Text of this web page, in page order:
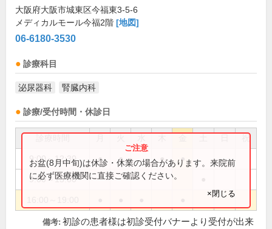
大阪府大阪市城東区今福東3-5-6
メディカルモール今福2階 [地図]
06-6180-3530
診療科目
泌尿器科 腎臓内科
診療/受付時間・休診日
祝
9:00～12:30 ● ● ● ●
9:00～13:00
お盆(8月中旬)は休診・休業の場合があります。来院前
に必ず医療機関に直接ご確認ください。
×閉じる
備考: 初診の患者様は初診受付バナーより受付が出来